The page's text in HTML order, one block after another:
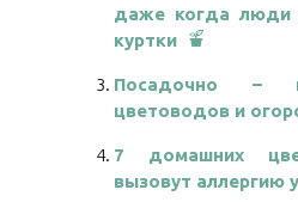
даже когда люди
куртки
Посадочно –
цветоводов и
7 домашних
вызовут аллергию